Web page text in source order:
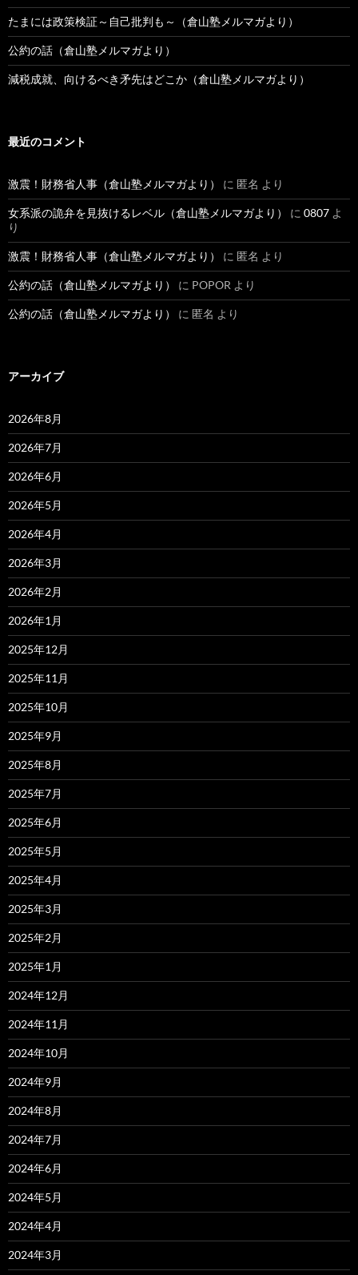
たまには政策検証～自己批判も～（倉山塾メルマガより）
公約の話（倉山塾メルマガより）
減税成就、向けるべき矛先はどこか（倉山塾メルマガより）
最近のコメント
激震！財務省人事（倉山塾メルマガより） に 匿名 より
女系派の詭弁を見抜けるレベル（倉山塾メルマガより） に 0807 よ
り
激震！財務省人事（倉山塾メルマガより） に 匿名 より
公約の話（倉山塾メルマガより） に POPOR より
公約の話（倉山塾メルマガより） に 匿名 より
アーカイブ
2026年8月
2026年7月
2026年6月
2026年5月
2026年4月
2026年3月
2026年2月
2026年1月
2025年12月
2025年11月
2025年10月
2025年9月
2025年8月
2025年7月
2025年6月
2025年5月
2025年4月
2025年3月
2025年2月
2025年1月
2024年12月
2024年11月
2024年10月
2024年9月
2024年8月
2024年7月
2024年6月
2024年5月
2024年4月
2024年3月